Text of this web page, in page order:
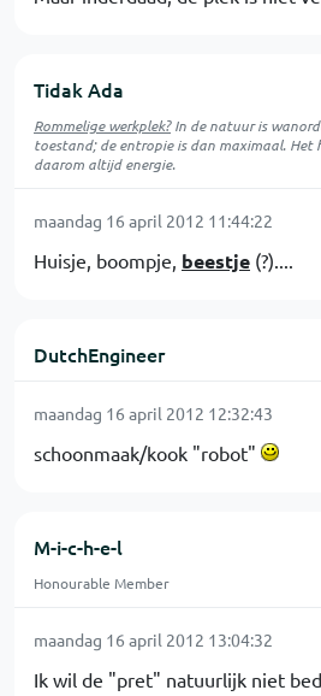
Tidak Ada
Rommelige werkplek?In de natuur is
toestand; de entropie is dan maximaal. Het
daarom altijd energie.
maandag 16 april 2012 11:44:22
Huisje, boompje, beestje (?)....
DutchEngineer
maandag 16 april 2012 12:32:43
schoonmaak/kook "robot"
M-i-c-h-e-l
Honourable Member
maandag 16 april 2012 13:04:32
Ik wil de "pret" natuurlijk niet